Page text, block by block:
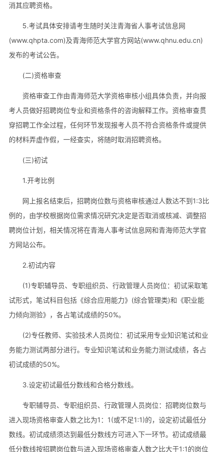
消其应聘资格。
5.考试具体安排请考生随时关注青海省人事考试信息网
(www.qhpta.com)及青海师范大学官方网站(www.qhnu.edu.cn)
发布的考试公告。
(二)资格审查
资格审查工作由青海师范大学资格审核小组具体负责，并向报
考人员做好招聘岗位专业和资格条件的咨询解释工作。资格审查贯
穿招聘工作全过程，任何环节发现报考人员不符合资格条件或提供
的材料弄虚作假，一经查实，将随时取消招聘资格。
(三)初试
1.开考比例
网上报名结束后，招聘岗位数与资格审核通过人数达不到1:3比
例的，由学校根据岗位需求情况研究决定是否取消或核减、调整招
聘岗位计划，相关情况将在青海人事考试信息网和青海师范大学官
方网站公布。
2.初试内容
(1)专职辅导员、专职组织员、行政管理人员岗位：初试采取笔
试形式，笔试科目包括《综合应用能力》(综合管理类)和《职业能
力倾向测验》，各占笔试成绩的50%。
(2)专任教师、实验技术人员岗位：初试采用专业知识笔试和业
务能力测试两部分进行。专业知识笔试和业务能力测试成绩，各占
初试成绩的50%。
3.设定初试最低分数线和合格分数线。
专职辅导员、专职组织员、行政管理人员岗位：招聘岗位数与
进入现场资格审查人数之比为1：1(或不足1:1)的，设定初试最低分
数线。初试成绩须达到最低分数线方可进入下一环节。初试成绩最
低分数线按招聘岗位数与进入现场资格审查人数之比大于1:1的岗位